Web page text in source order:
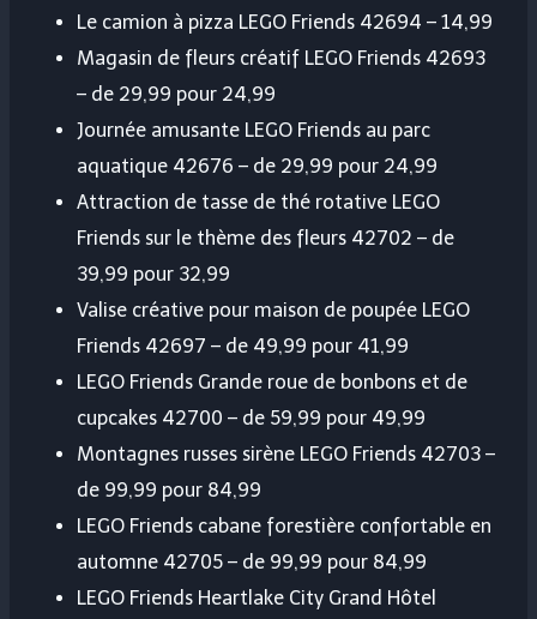
Le camion à pizza LEGO Friends 42694 – 14,99
Magasin de fleurs créatif LEGO Friends 42693
– de 29,99 pour 24,99
Journée amusante LEGO Friends au parc
aquatique 42676 – de 29,99 pour 24,99
Attraction de tasse de thé rotative LEGO
Friends sur le thème des fleurs 42702 – de
39,99 pour 32,99
Valise créative pour maison de poupée LEGO
Friends 42697 – de 49,99 pour 41,99
LEGO Friends Grande roue de bonbons et de
cupcakes 42700 – de 59,99 pour 49,99
Montagnes russes sirène LEGO Friends 42703 –
de 99,99 pour 84,99
LEGO Friends cabane forestière confortable en
automne 42705 – de 99,99 pour 84,99
LEGO Friends Heartlake City Grand Hôtel